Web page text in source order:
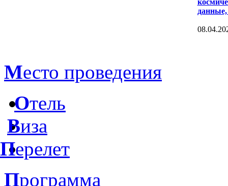
данные,
Место проведения
Отель
Виза
Перелет
Программа